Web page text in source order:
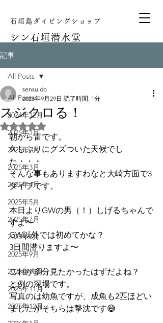
石垣島ダイビングショップ
シン石垣潜水堂
記事
All Posts
2024年12月
2025年1月
2025年2月
2025年3月
2025年4月
2025年5月
2025年7月
2025年8月
2025年9月
2025年10月
2025年11月
2025年12月
All Posts
スジクロる！
sensuido
2023年9月29日 読了時間: 1分
5つ星のうちNaNと評価されています。
朝から雷です。
久しぶりにグズついた天候でし
た・・・
そんな事もありますわなと大崎方面で3
ダイブです。
本日よりGWの男（！）しげるちゃんで
すよ〜
GW以外では初めてかな？
3日間潜りますよ〜
これが多分見たかったはずだよね？
と例の深場です。
写真のは幼魚ですが、成魚も2匹ほどい
ましたがそちらは撃沈です😅